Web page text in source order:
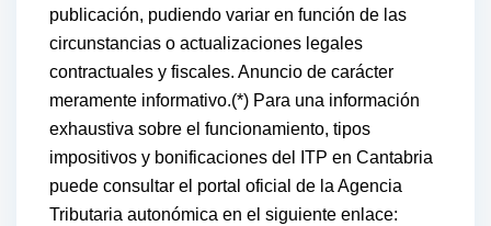
publicación, pudiendo variar en función de las
circunstancias o actualizaciones legales
contractuales y fiscales. Anuncio de carácter
meramente informativo.(*) Para una información
exhaustiva sobre el funcionamiento, tipos
impositivos y bonificaciones del ITP en Cantabria
puede consultar el portal oficial de la Agencia
Tributaria autonómica en el siguiente enlace: